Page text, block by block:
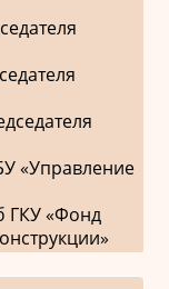
«Управление
«Фонд